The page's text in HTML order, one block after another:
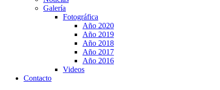
Galería
Fotográfica
Año 2020
Año 2019
Año 2018
Año 2017
Año 2016
Videos
Contacto